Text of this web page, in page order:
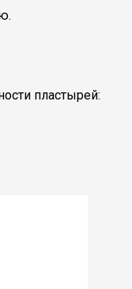
пластырей: